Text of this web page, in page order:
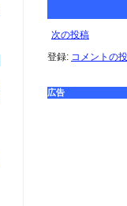
次の投稿
登録: コメントの
広告